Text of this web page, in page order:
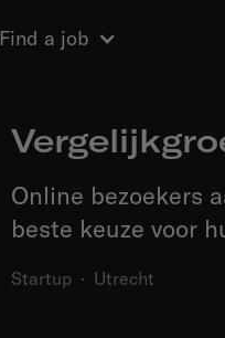
Find a job
Online bezoekers
beste keuze voor
Startup · Utrecht